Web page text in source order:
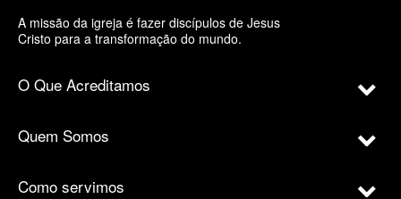
A missão da igreja é fazer discípulos de Jesus
Cristo para a transformação do mundo.
O Que Acreditamos
Quem Somos
Como servimos